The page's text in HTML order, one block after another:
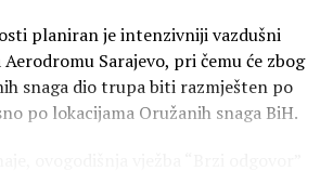
planiran je intenzivniji vazdušni
Sarajevo, pri čemu će zbog
snaga dio trupa biti razmješten po
po lokacijama Oružanih snaga BiH.